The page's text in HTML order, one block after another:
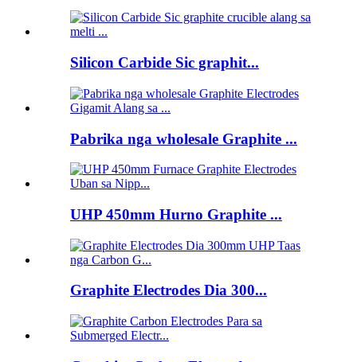
Silicon Carbide Sic graphit...
Pabrika nga wholesale Graphite ...
UHP 450mm Hurno Graphite ...
Graphite Electrodes Dia 300...